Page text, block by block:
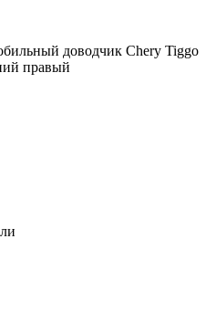
доводчик Chery Tiggo
правый